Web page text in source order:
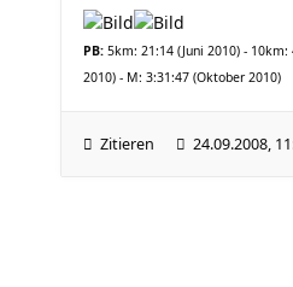
PB: 5km: 21:14 (Juni 2010) - 10km:
2010) - M: 3:31:47 (Oktober 2010)
Zitieren 24.09.2008,